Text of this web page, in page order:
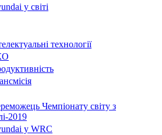
у світі
технології
Чемпіонату світу з
2019
у WRC